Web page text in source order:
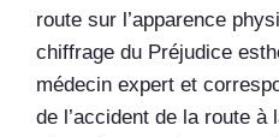
route sur l’apparence
chiffrage du Préjudice
médecin expert et
de l’accident de la route